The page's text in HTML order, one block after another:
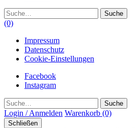
Suche
(0)
Impressum
Datenschutz
Cookie-Einstellungen
Facebook
Instagram
Suche
Login / Anmelden Warenkorb (0)
Schließen